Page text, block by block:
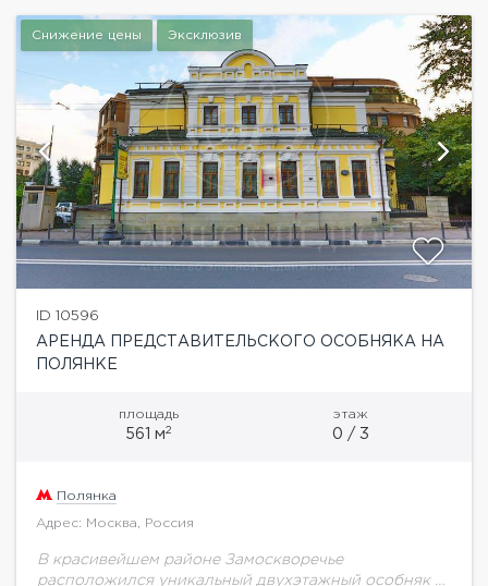
Снижение цены Эксклюзив
ID 10596
АРЕНДА ПРЕДСТАВИТЕЛЬСКОГО ОСОБНЯКА НА
ПОЛЯНКЕ
площадь
561 м2
этаж
0 / 3
Полянка
Адрес: Москва, Россия
В красивейшем районе Замоскворечье
расположился уникальный двухэтажный особняк -